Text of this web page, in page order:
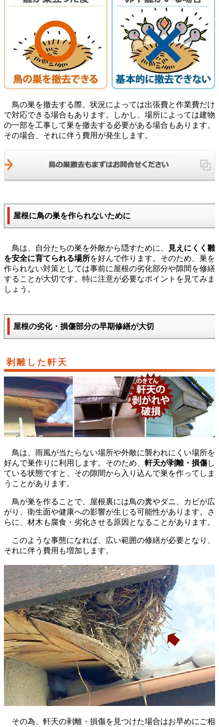
鳥の巣を撤去する際、状況によっては出張費と作業費だけ
で対応できる場合もあります。しかし、場所によっては建物
の一部を工事して巣を撤去する必要がある場合もあります。
その場合、それに伴う費用が発生します。
屋根に鳥の巣を作られないために
鳥は、自分たちの巣を外敵から隠すために、
見えにくく雛
を安全に育てられる場所を好んで作ります。そのため、巣を
作られない対策としては事前に屋根の劣化部分や隙間を修繕
することが大切です。特に注意が必要なポイントを見てみま
しょう。
屋根の劣化・損傷部分の早期修繕が大切
剥離した軒天
鳥は、雨風が当たらない場所や外敵に襲われにくい場所を
好んで巣作りに利用します。そのため、 軒天が剥離・損傷し
ている状態ですと、その隙間から入り込んで巣を作ってしま
うことがあります。
鳥が巣を作ることで、屋根裏には鳥の糞やダニ、カビが広
がり、衛生面や健康への影響が生じる可能性があります。さ
らに、材木も腐食・劣化させる原因となることがあります。
このような事態になれば、広い範囲の修繕が必要となり、
それに伴う費用も増加します。
その為、軒天の剥離・損傷を見つけた場合はお早めにご相